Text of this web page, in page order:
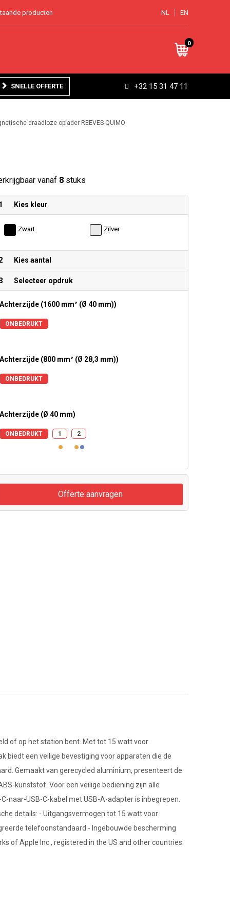
producten NL EN
0
SNELLE OFFERTE +32 15 31 47 11
draadloze oplader REEVES-QUIMO
vanaf 8stuks
Kies kleur
Zwart Zilver
Kies aantal
Selecteer opdruk
Achterzijde (1600 mm² (Ø 40 mm))
ONBEDRUKT
Achterzijde (800 mm² (Ø 28,3 mm))
ONBEDRUKT
Achterzijde (Ø 40 mm)
ONBEDRUKT 1 2
Offerte aanvragen
of op het station bent. Met tot 15 watt voor
biedt een veilige bevestiging voor apparaten die de
Gemaakt van gerecycled aluminium, presenteert de
kunststof. Voor een veilige bediening zijn alle
naar-USB-C-kabel met USB-A-adapter is inbegrepen.
details: - Uitgangsvermogen tot 15 watt voor
telefoonstandaard - Ingebouwde bescherming
of Apple Inc., registered in the US and other countries.